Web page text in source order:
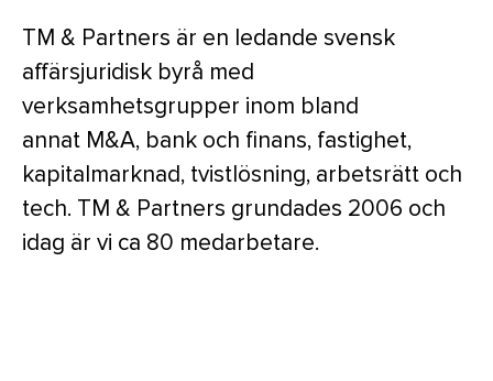
TM & Partners är en ledande svensk
affärsjuridisk byrå med
verksamhetsgrupper inom bland
annat M&A, bank och finans, fastighet,
kapitalmarknad, tvistlösning, arbetsrätt och
tech. TM & Partners grundades 2006 och
idag är vi ca 80 medarbetare.